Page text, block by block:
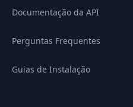
Documentação da API
Perguntas Frequentes
Guias de Instalação